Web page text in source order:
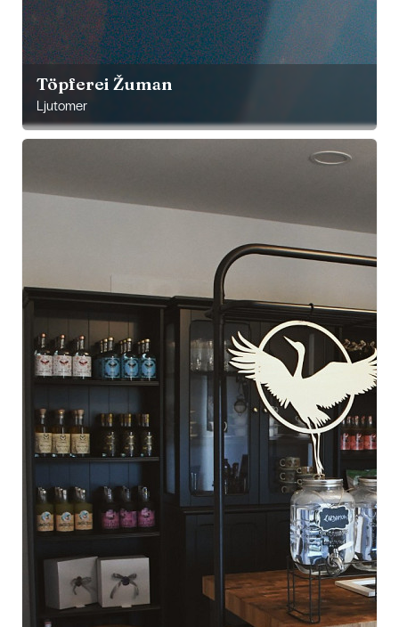
Töpferei Žuman
Ljutomer